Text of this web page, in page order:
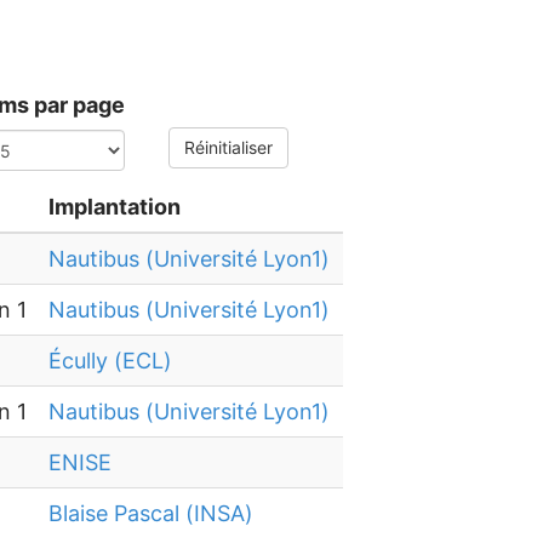
par page
Réinitialiser
Implantation
Nautibus (Université Lyon1)
1
Nautibus (Université Lyon1)
Écully (ECL)
1
Nautibus (Université Lyon1)
ENISE
Blaise Pascal (INSA)